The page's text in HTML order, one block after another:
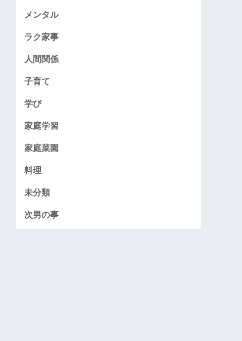
メンタル
ラク家事
人間関係
子育て
学び
家庭学習
家庭菜園
料理
未分類
次男の事